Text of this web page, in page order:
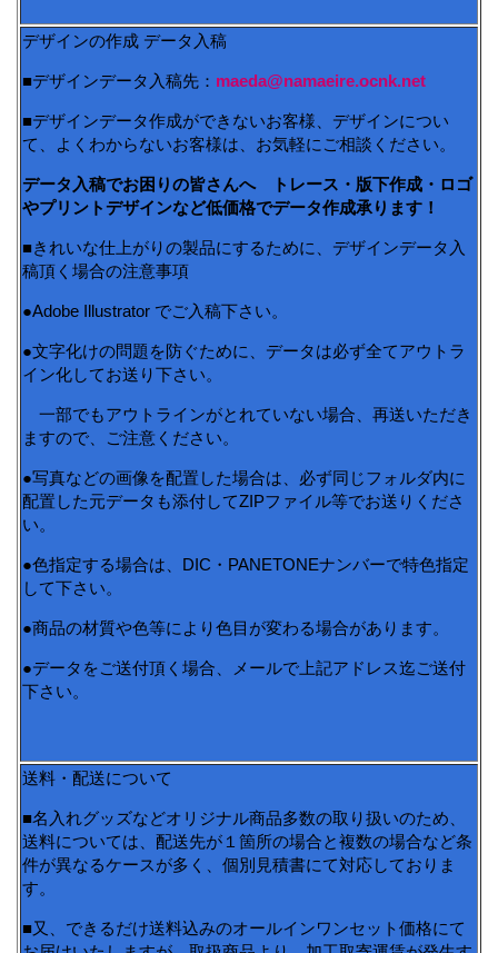
デザインの作成 データ入稿
■デザインデータ入稿先： maeda@namaeire.ocnk.net
■デザインデータ作成ができないお客様、デザインについ
て、よくわからないお客様は、お気軽にご相談ください。
データ入稿でお困りの皆さんへ トレース・版下作成・ロゴ
やプリントデザインなど低価格でデータ作成承ります！
■きれいな仕上がりの製品にするために、デザインデータ入
稿頂く場合の注意事項
●Adobe Illustrator でご入稿下さい。
●文字化けの問題を防ぐために、データは必ず全てアウトラ
イン化してお送り下さい。
一部でもアウトラインがとれていない場合、再送いただき
ますので、ご注意ください。
●写真などの画像を配置した場合は、必ず同じフォルダ内に
配置した元データも添付してZIPファイル等でお送りくださ
い。
●色指定する場合は、DIC・PANETONEナンバーで特色指定
して下さい。
●商品の材質や色等により色目が変わる場合があります。
●データをご送付頂く場合、メールで上記アドレス迄ご送付
下さい。
送料・配送について
■名入れグッズなどオリジナル商品多数の取り扱いのため、
送料については、配送先が１箇所の場合と複数の場合など条
件が異なるケースが多く、個別見積書にて対応しておりま
す。
■又、できるだけ送料込みのオールインワンセット価格にて